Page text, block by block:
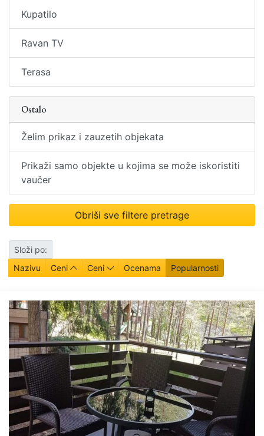
Kupatilo
Ravan TV
Terasa
Ostalo
Želim prikaz i zauzetih objekata
Prikaži samo objekte u kojima se može iskoristiti
vaučer
Obriši sve filtere pretrage
Složi po:
Nazivu
Ceni Ceni Ocenama Popularnosti